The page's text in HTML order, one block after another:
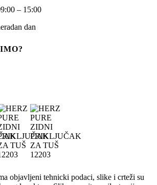
– 15:00
dan
objavljeni tehnicki podaci, slike i crteži su